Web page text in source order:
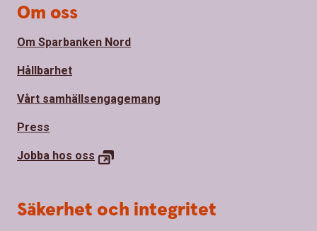
Om oss
Om Sparbanken Nord
Hållbarhet
Vårt samhällsengagemang
Press
Jobba hos oss
Säkerhet och integritet